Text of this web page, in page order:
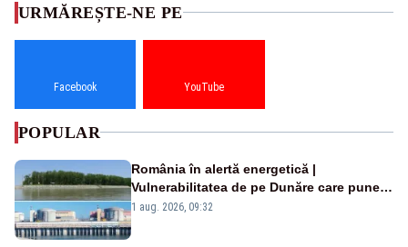
URMĂREȘTE-NE PE
Facebook YouTube
POPULAR
România în alertă energetică |
Vulnerabilitatea de pe Dunăre care pune
în pericol Centrala Cernavodă era
1 aug. 2026, 09:32